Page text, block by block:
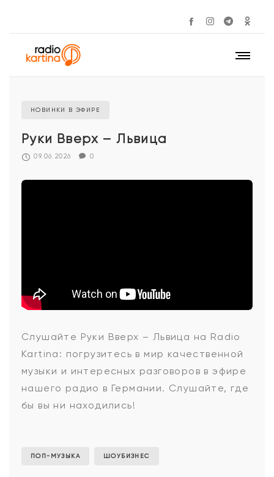
НОВИНКИ В ЭФИРЕ
Руки Вверх – Львица
09.06.2026 0
Руки
Вверх
-
Львица
Слушайте Руки Вверх – Львица на Radio
Kartina: погрузитесь в мир качественной
музыки и интересных разговоров в эфире
нашего радио в Германии. Слушайте, где
бы вы ни находились!
ПОП-МУЗЫКА ШОУБИЗНЕС